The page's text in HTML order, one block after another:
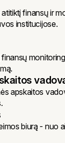
finansų ir
institucijose.
apskaitos
biurą - nuo